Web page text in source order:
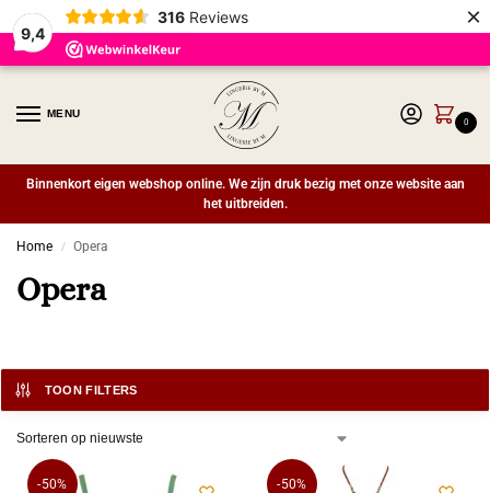
9,4
316 Reviews ×
MENU
0
Binnenkort eigen webshop online. We zijn druk bezig met onze website aan
het uitbreiden.
Home / Opera
Opera
TOON FILTERS
-50% -50%